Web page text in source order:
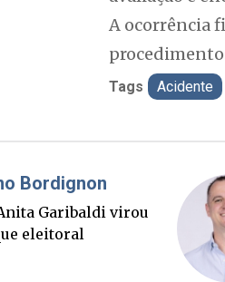
A ocorrência
Tags Acidente
Elias
corre mais rápido
Mas quem